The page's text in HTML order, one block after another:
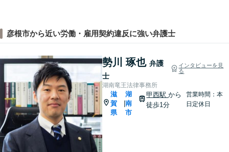
彦根市から近い労働・雇用契約違反に強い弁護士
勢川 琢也 弁護
士
インタビューを見
る
湖南竜王法律事務所
滋
賀
県
湖
南
市
甲西駅から
徒歩1分
営業時間：本
日定休日